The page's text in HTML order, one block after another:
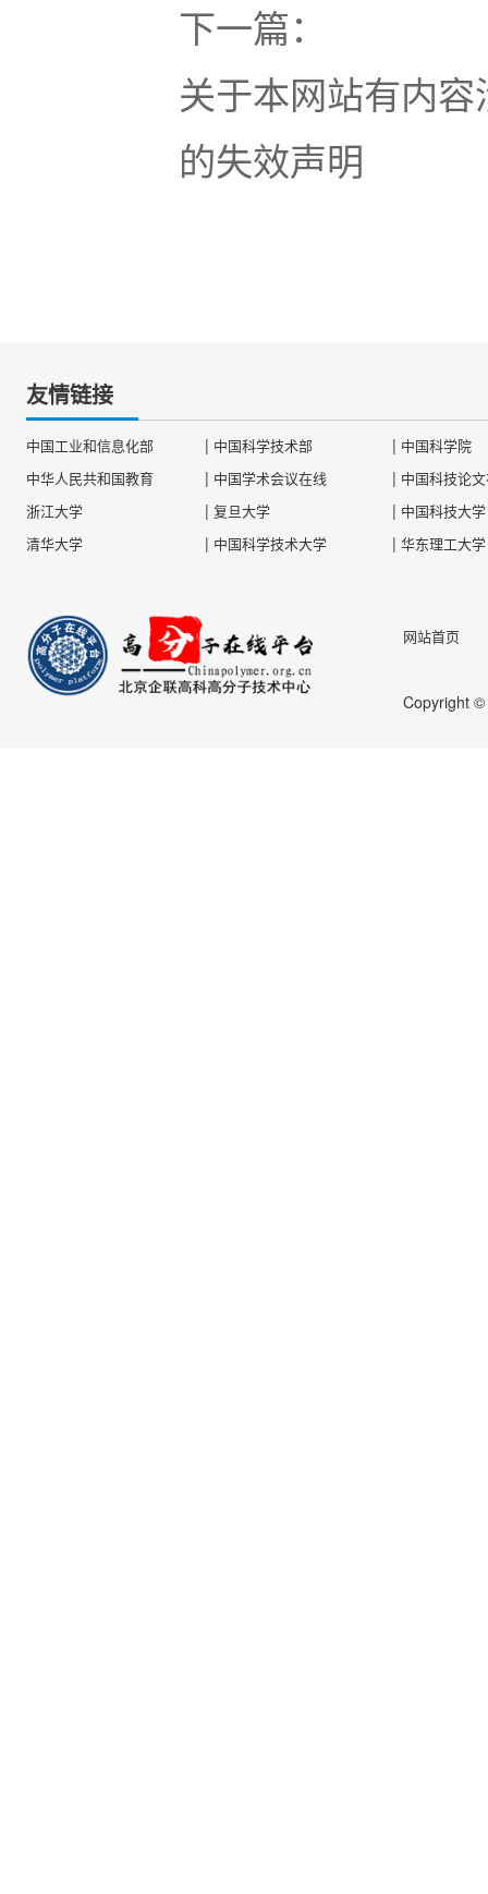
下一篇：
关于本网站有内容
的失效声明
友情链接
中国工业和信息化部 | 中国科学技术部 | 中国科学院
中华人民共和国教育
| 中国学术会议在线 | 中国科技论
浙江大学
| 复旦大学 | 中国科技大学
清华大学
| 中国科学技术大学 | 华东理工大学
网站首页
Copyright ©